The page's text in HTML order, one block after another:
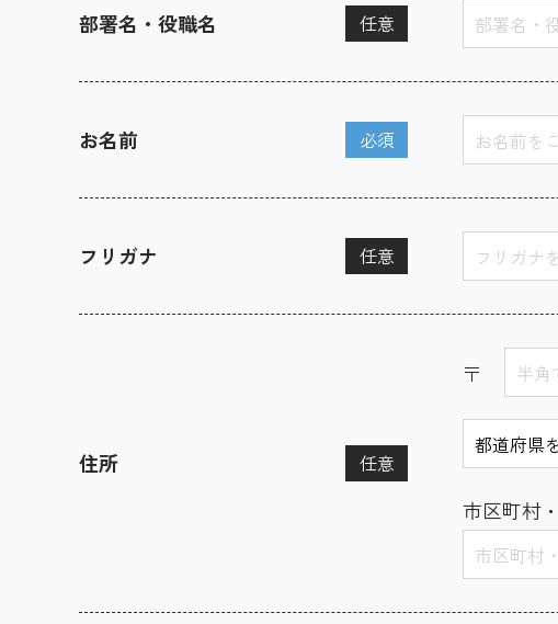
部署名・役職名 任意
お名前 必須
フリガナ 任意
住所 任意
〒
市区町村